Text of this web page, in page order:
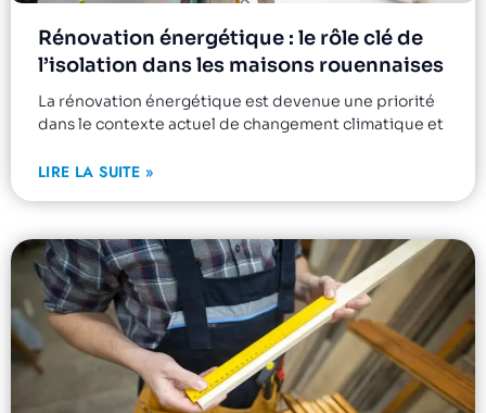
Rénovation énergétique : le rôle clé de
l’isolation dans les maisons rouennaises
La rénovation énergétique est devenue une priorité
dans le contexte actuel de changement climatique et
LIRE LA SUITE »